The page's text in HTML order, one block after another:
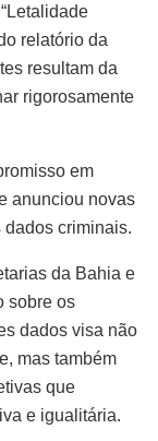
relatório da
resultam da
rigorosamente
em
anunciou novas
criminais.
da Bahia e
sobre os
dados visa não
mas também
que
e igualitária.